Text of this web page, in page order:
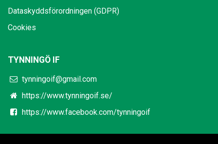
Dataskyddsförordningen (GDPR)
Cookies
TYNNINGÖ IF
tynningoif@gmail.com
https://www.tynningoif.se/
https://www.facebook.com/tynningoif